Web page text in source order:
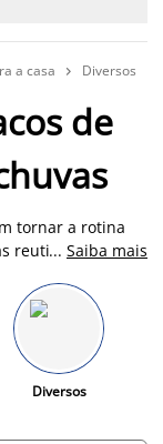
a casa  Diversos
de
tornar a rotina
reutilizável da
não tem de
também encontra
Também
os dias mais
... Saiba mais
Diversos